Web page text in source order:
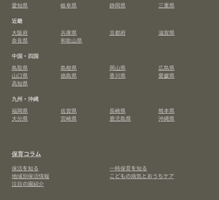
愛知県
岐阜県 静岡県
三重県
近畿
大阪府
兵庫県 京都府
滋賀県
奈良県
和歌山県
中国・四国
鳥取県
島根県 岡山県
広島県
山口県
徳島県 香川県
愛媛県
高知県
九州・沖縄
福岡県
佐賀県 長崎県
熊本県
大分県
宮崎県 鹿児島県 沖縄県
保育コラム
保活を知る
一時保育を知る
地域別保活情報
こどもの病気とおうちケア
注目の園紹介